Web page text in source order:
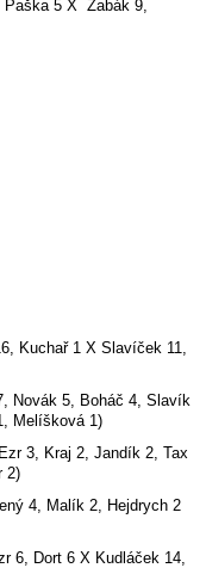
Paška 5 X Zabák 9,
Kuchař 1 X Slavíček 11,
Novák 5, Boháč 4, Slavík
Melíšková 1)
3, Kraj 2, Jandík 2, Tax
2)
4, Malík 2, Hejdrych 2
6, Dort 6 X Kudláček 14,